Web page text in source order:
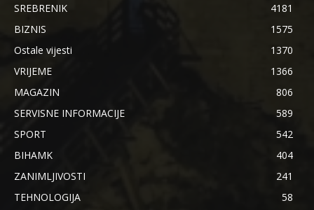
SREBRENIK
4181
BIZNIS
1575
Ostale vijesti
1370
VRIJEME
1366
MAGAZIN
806
SERVISNE INFORMACIJE
589
SPORT
542
BIHAMK
404
ZANIMLJIVOSTI
241
TEHNOLOGIJA
58